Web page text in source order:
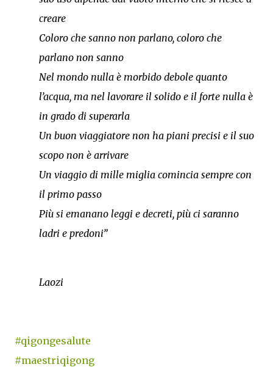
creare
Coloro che sanno non parlano, coloro che
parlano non sanno
Nel mondo nulla è morbido debole quanto
l’acqua, ma nel lavorare il solido e il forte nulla è
in grado di superarla
Un buon viaggiatore non ha piani precisi e il suo
scopo non è arrivare
Un viaggio di mille miglia comincia sempre con
il primo passo
Più si emanano leggi e decreti, più ci saranno
ladri e predoni”
Laozi
#qigongesalute
#maestriqigong